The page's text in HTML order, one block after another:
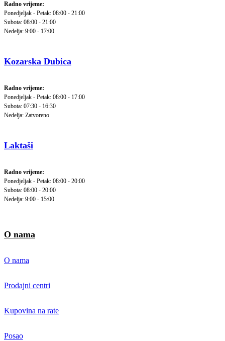
Radno vrijeme:
Ponedjeljak - Petak: 08:00 - 21:00
Subota: 08:00 - 21:00
Nedelja: 9:00 - 17:00
Kozarska Dubica
Radno vrijeme:
Ponedjeljak - Petak: 08:00 - 17:00
Subota: 07:30 - 16:30
Nedelja: Zatvoreno
Laktaši
Radno vrijeme:
Ponedjeljak - Petak: 08:00 - 20:00
Subota: 08:00 - 20:00
Nedelja: 9:00 - 15:00
O nama
O nama
Prodajni centri
Kupovina na rate
Posao